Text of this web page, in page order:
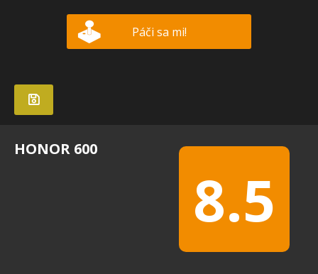
Páči sa mi!
8.5
HONOR 600